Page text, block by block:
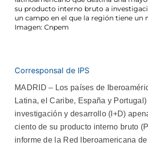
su producto interno bruto a
un campo en el que la región tiene un
Imagen: Cnpem
Corresponsal de IPS
MADRID – Los países de
Latina, el Caribe, España y
investigación y desarrollo (I+D)
ciento de su producto interno bruto
informe de la Red Iberoamericana